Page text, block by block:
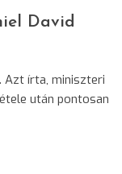
David
Azt írta, miniszteri
után pontosan